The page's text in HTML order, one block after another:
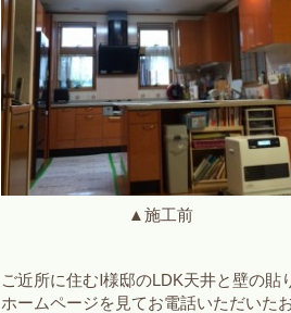
▲施工前
ご近所に住むⅠ様邸のLDK天井と壁の貼
ホームページを見てお電話いただいた